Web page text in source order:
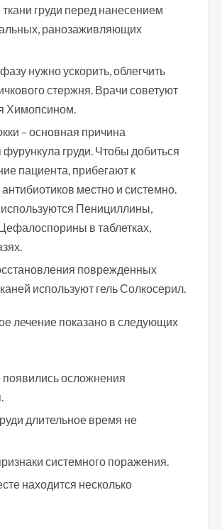
груди перед нанесением
ранозаживляющих
нужно ускорить, облегчить
стержня. Врачи советуют
Химопсином.
– основная причина
груди. Чтобы добиться
пациента, прибегают к
местно и системно.
Пенициллины,
в таблетках,
поврежденных
используют гель Солкосерил.
лечение показано в следующих
появились осложнения
длительное время не
системного поражения.
находится несколько